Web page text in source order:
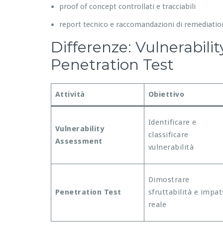
proof of concept controllati e tracciabili
report tecnico e raccomandazioni di
Differenze:
Penetration Test
Attività Obiettivo
Vulnerability
Assessment
Identificare e
classificare
vulnerabilità
Penetration Test
Dimostrare
sfruttabilità e
reale